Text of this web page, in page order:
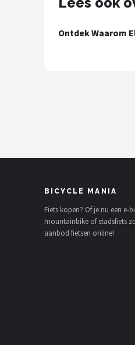
Volare
ABUS
Ontdek Waarom
BICYCLE MANIA
Fiets kopen? Of je nu een e-
mountainbike of stadsfiets
aanbod fietsen online!